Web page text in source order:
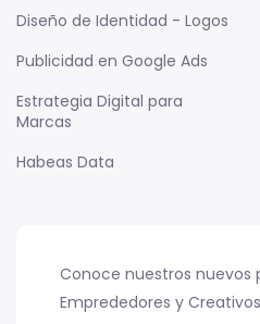
Diseño de Identidad - Logos
Publicidad en Google Ads
Estrategia Digital para
Marcas
Habeas Data
Conoce nuestros nuevos
Emprededores y